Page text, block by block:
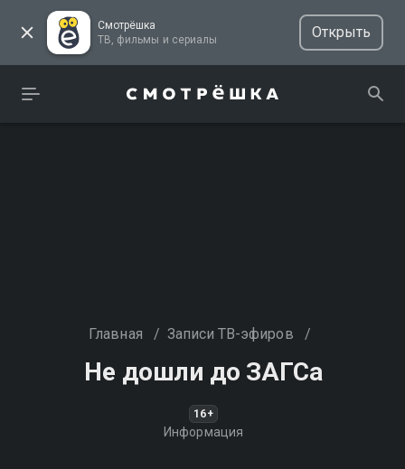
Смотрёшка
ТВ, фильмы и сериалы
Открыть
Главная / Записи ТВ-эфиров /
Не дошли до ЗАГСа
16+
Информация